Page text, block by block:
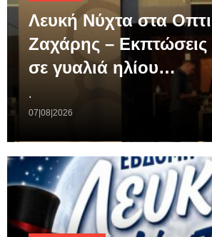
Λευκή Νύχτα στα
Ζαχάρης – Εκπτώσεις
σε γυαλιά ηλίου…
.
07|08|2026